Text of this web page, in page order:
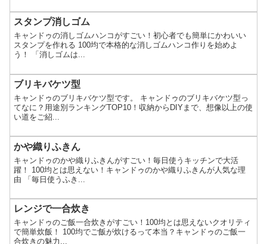
スタンプ消しゴム
キャンドゥの消しゴムハンコがすごい！初心者でも簡単にかわいい
スタンプを作れる 100均で本格的な消しゴムハンコ作りを始めよ
う！ 「消しゴムは...
ブリキバケツ型
キャンドゥのブリキバケツ型です。 キャンドゥのブリキバケツ型っ
てなに？用途別ランキングTOP10！収納からDIYまで、想像以上の使
い道をご紹...
かや織りふきん
キャンドゥのかや織りふきんがすごい！毎日使うキッチンで大活
躍！ 100均とは思えない！キャンドゥのかや織りふきんが人気な理
由 「毎日使うふき...
レンジで一合炊き
キャンドゥのご飯一合炊きがすごい！100均とは思えないクオリティ
で簡単炊飯！ 100均でご飯が炊けるって本当？キャンドゥのご飯一
合炊きの魅力...